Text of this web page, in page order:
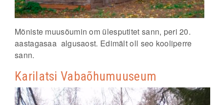
Mõniste muusõumin om ülesputitet sann, peri 20.
aastagasaa algusaost. Edimält oll seo kooliperre
sann.
Karilatsi Vabaõhumuuseum